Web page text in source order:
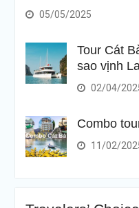
05/05/2025
Tour Cát
sao vịnh
02/04/
Combo
11/02/